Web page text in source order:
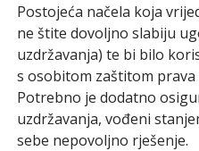
Postojeća načela koja
ne štite dovoljno slabiju
uzdržavanja) te bi bilo
s osobitom zaštitom
Potrebno je dodatno
uzdržavanja, vođeni
sebe nepovoljno rješenje.